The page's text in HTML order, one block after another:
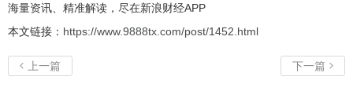
海量资讯、精准解读，尽在新浪财经APP
本文链接： https://www.9888tx.com/post/1452.html
 上一篇 下一篇 